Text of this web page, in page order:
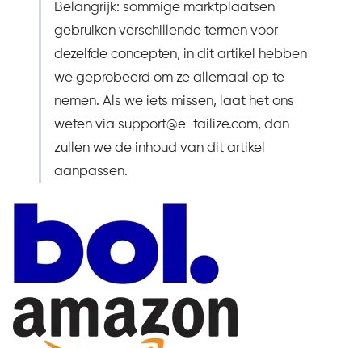
Belangrijk: sommige marktplaatsen
gebruiken verschillende termen voor
dezelfde concepten, in dit artikel hebben
we geprobeerd om ze allemaal op te
nemen. Als we iets missen, laat het ons
weten via support@e-tailize.com, dan
zullen we de inhoud van dit artikel
aanpassen.